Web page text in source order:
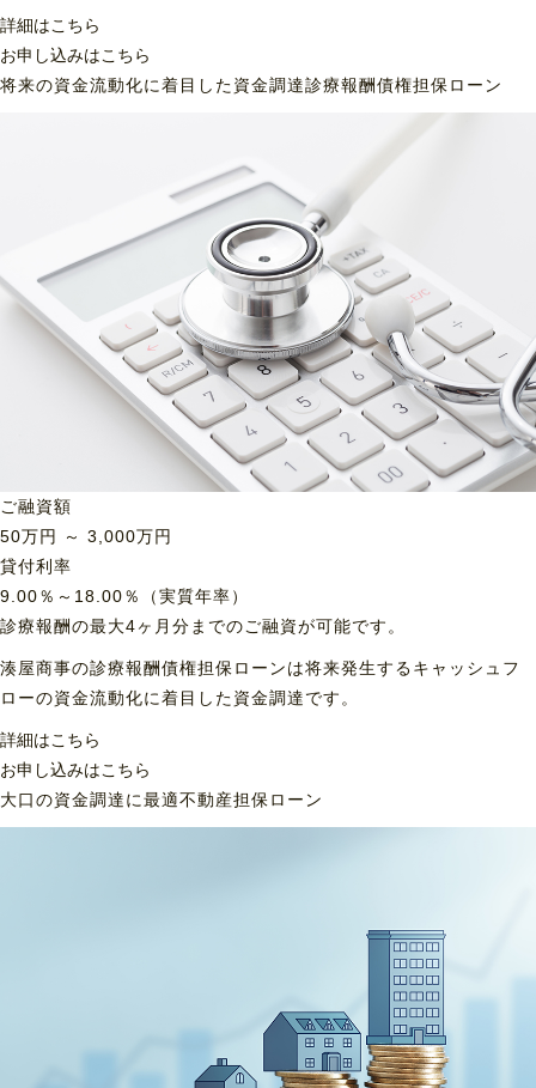
詳細はこちら
お申し込みはこちら
将来の資金流動化に着目した資金調達診療報酬債権担保ローン
ご融資額
50万円 ～ 3,000万円
貸付利率
9.00％～18.00％（実質年率）
診療報酬の最大4ヶ月分までのご融資が可能です。
湊屋商事の診療報酬債権担保ローンは将来発生するキャッシュフ
ローの資金流動化に着目した資金調達です。
詳細はこちら
お申し込みはこちら
大口の資金調達に最適不動産担保ローン